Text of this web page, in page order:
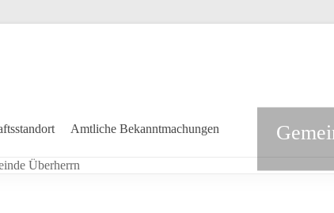
Amtliche Bekanntmachungen